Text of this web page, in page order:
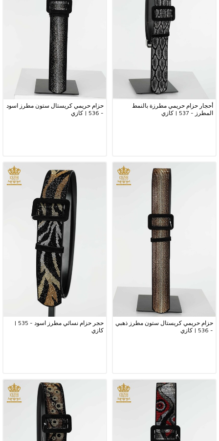
أحجار حزام حريمي مطرزة بالنمط
المطرز - 537 | كازي
حزام حريمي كريستال ستون مطرز اسود
- 536 | كازي
حزام حريمي كريستال ستون مطرز ذهبي
- 536 | كازي
حجر حزام نسائي مطرز اسود - 535 |
كازي